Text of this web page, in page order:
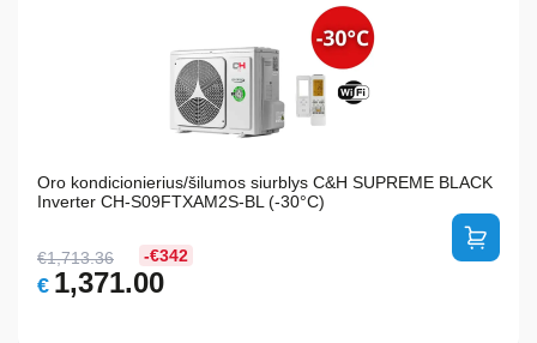
Oro kondicionierius/šilumos siurblys C&H SUPREME BLACK
Inverter CH-S09FTXAM2S-BL (-30°C)
-€342
€1,713.36
Original
€ 1,371.00Current